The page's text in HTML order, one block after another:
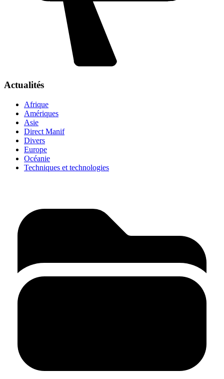
Actualités
Afrique
Amériques
Asie
Direct Manif
Divers
Europe
Océanie
Techniques et technologies